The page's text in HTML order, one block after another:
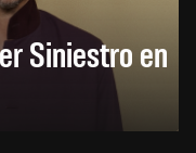
Siniestro en